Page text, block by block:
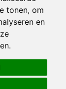
tonen, om
en